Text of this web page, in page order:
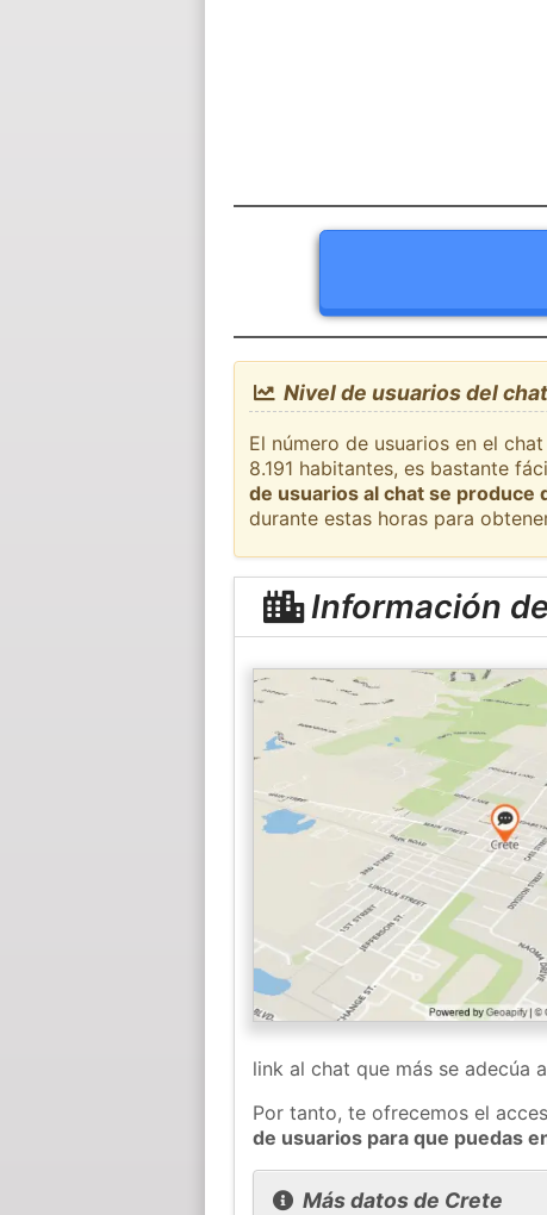
Nivel de usuarios del
El número de usuarios en el
8.191 habitantes, es bastante
de usuarios al chat se produce
durante estas horas para
Información
link al chat que más se adecúa
Por tanto, te ofrecemos el
de usuarios para que puedas
Más datos de Crete